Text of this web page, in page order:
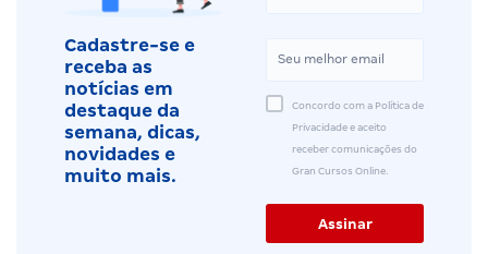
Cadastre-se e
receba as
notícias em
destaque da
semana, dicas,
novidades e
muito mais.
Concordo com a Política de
Privacidade e aceito
receber comunicações do
Gran Cursos Online.